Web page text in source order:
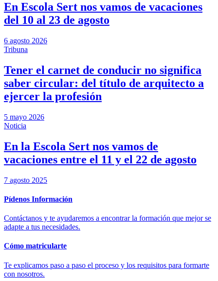
En Escola Sert nos vamos de vacaciones
del 10 al 23 de agosto
6 agosto 2026
Tribuna
Tener el carnet de conducir no significa
saber circular: del título de arquitecto a
ejercer la profesión
5 mayo 2026
Noticia
En la Escola Sert nos vamos de
vacaciones entre el 11 y el 22 de agosto
7 agosto 2025
Pídenos Información
Contáctanos y te ayudaremos a encontrar la formación que mejor se
adapte a tus necesidades.
Cómo matricularte
Te explicamos paso a paso el proceso y los requisitos para formarte
con nosotros.